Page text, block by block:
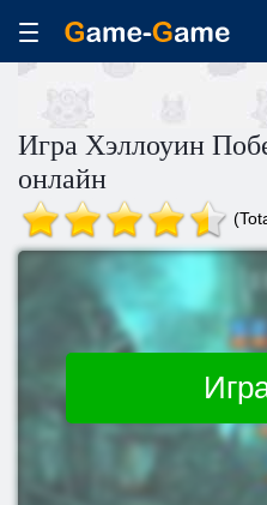
Игра Хэллоуин
онлайн